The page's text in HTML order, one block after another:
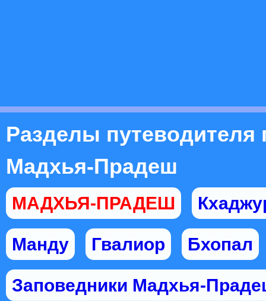
Разделы путеводителя
Мадхья-Прадеш
МАДХЬЯ-ПРАДЕШ
Манду Гвалиор Бхопал
Заповедники Мадхья-